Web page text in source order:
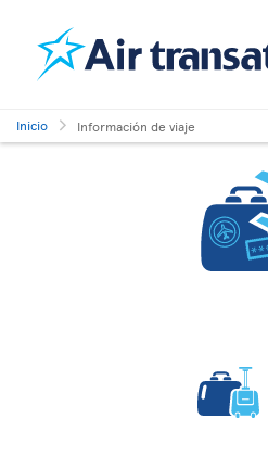
Inicio Información de viaje